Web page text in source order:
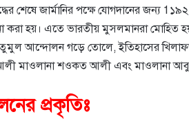
শেষে জার্মানির পক্ষে যোগদানের জন্য
করা হয়। এতে ভারতীয় মুসলমানরা মোহিত
তুমুল আন্দোলন গড়ে তোলে, ইতিহাসের
মাওলানা শওকত আলী এবং মাওলানা
প্রকৃতিঃ